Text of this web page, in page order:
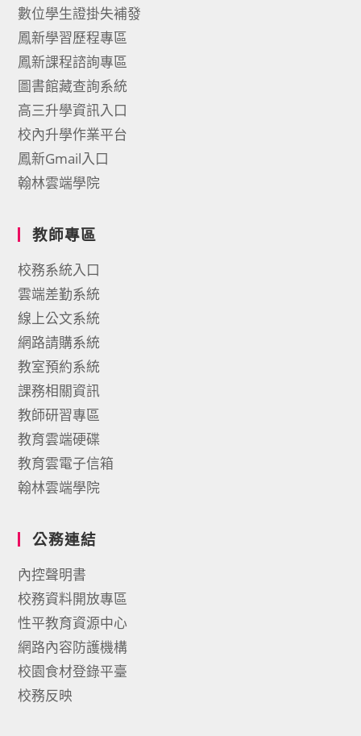
數位學生證掛失補發
鳳新學習歷程專區
鳳新課程諮詢專區
圖書館藏查詢系統
高三升學資訊入口
校內升學作業平台
鳳新Gmail入口
翰林雲端學院
教師專區
校務系統入口
雲端差勤系統
線上公文系統
網路請購系統
教室預約系統
課務相關資訊
教師研習專區
教育雲端硬碟
教育雲電子信箱
翰林雲端學院
公務連結
內控聲明書
校務資料開放專區
性平教育資源中心
網路內容防護機構
校園食材登錄平臺
校務反映